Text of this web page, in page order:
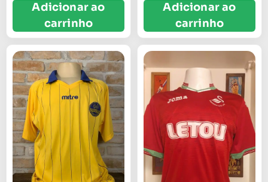
Adicionar ao
carrinho
Adicionar ao
carrinho